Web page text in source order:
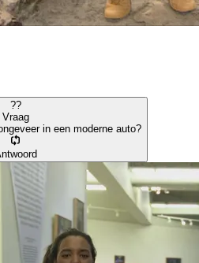
??
Vraag
in een moderne auto?